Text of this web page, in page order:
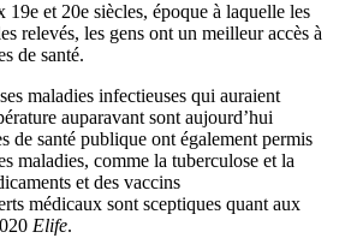
et 20e siècles, époque à laquelle les
relevés, les gens ont un meilleur accès à
de santé.
maladies infectieuses qui auraient
auparavant sont aujourd’hui
de santé publique ont également permis
maladies, comme la tuberculose et la
et des vaccins
médicaux sont sceptiques quant aux
Elife.